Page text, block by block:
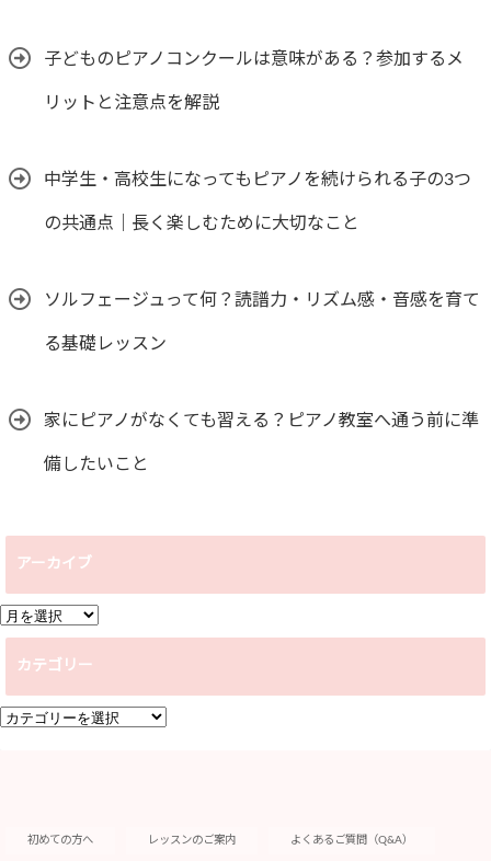
子どものピアノコンクールは意味がある？参加するメ
リットと注意点を解説
中学生・高校生になってもピアノを続けられる子の3つ
の共通点｜長く楽しむために大切なこと
ソルフェージュって何？読譜力・リズム感・音感を育て
る基礎レッスン
家にピアノがなくても習える？ピアノ教室へ通う前に準
備したいこと
アーカイブ
ア
イ
ブ
カテゴリー
カ
初めての方へ レッスンのご案内 よくあるご質問（Q&A）